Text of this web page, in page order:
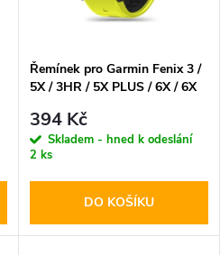
Řemínek pro Garmin Fenix 3 /
5X / 3HR / 5X PLUS / 6X / 6X
Iconband Pro Lime/Black
394 Kč
Skladem - hned k odeslání
2 ks
DO KOŠÍKU